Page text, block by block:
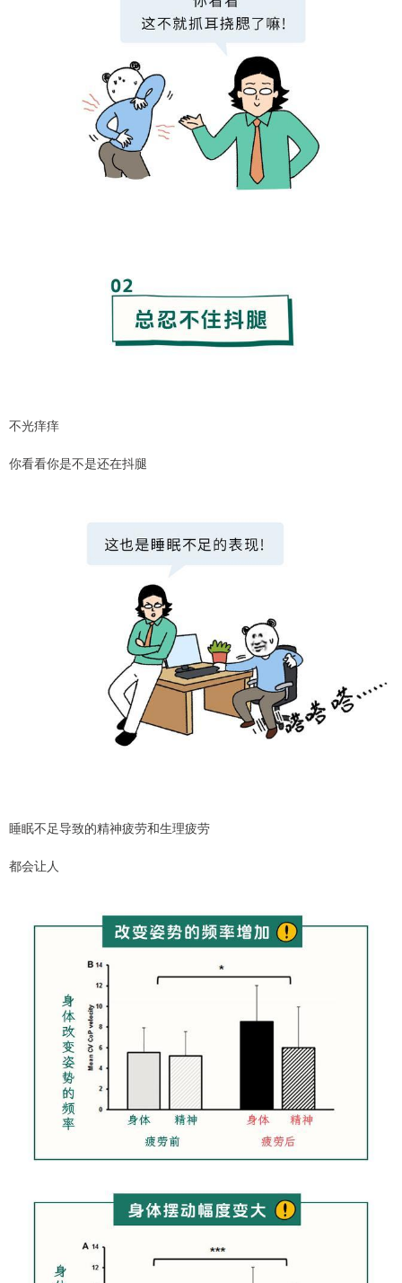
不光痒痒
你看看你是不是还在抖腿
睡眠不足导致的精神疲劳和生理疲劳
都会让人